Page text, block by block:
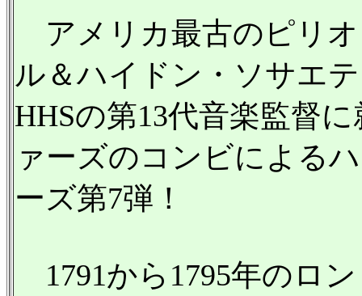
アメリカ最古のピリ
ル＆ハイドン・ソサエ
HHSの第13代音楽監督
ァーズのコンビによる
ーズ第7弾！
1791から1795年のロ